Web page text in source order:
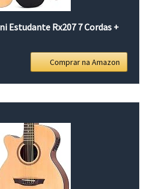
Estudante Rx207 7 Cordas +
Comprar na Amazon